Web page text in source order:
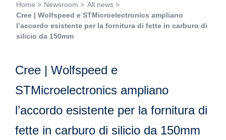
Home > Newsroom > All news >
Cree | Wolfspeed e STMicroelectronics ampliano
l’accordo esistente per la fornitura di fette in carburo di
silicio da 150mm
Cree | Wolfspeed e
STMicroelectronics ampliano
l’accordo esistente per la fornitura di
fette in carburo di silicio da 150mm